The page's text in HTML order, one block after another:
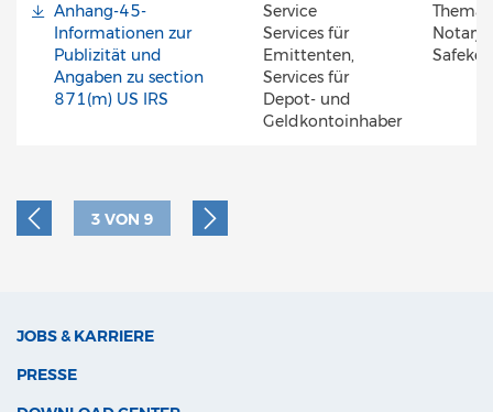
Anhang-45-
Informationen zur
Publizität und
Angaben zu section
871(m) US IRS
Service
Services für
Emittenten,
Services für
Depot- und
Geldkontoinhaber
Thema
Notary
3 VON 9
JOBS & KARRIERE
PRESSE